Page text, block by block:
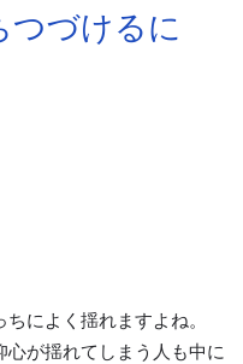
つづけるに
によく揺れますよね。
が揺れてしまう人も中に